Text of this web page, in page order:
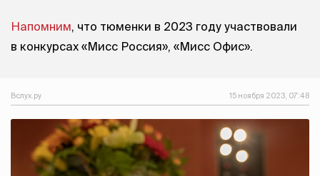
Напомним, что тюменки в 2023 году участвовали
в конкурсах «Мисс Россия», «Мисс Офис».
Вслух.ру 15 ноября 2023, 07:48